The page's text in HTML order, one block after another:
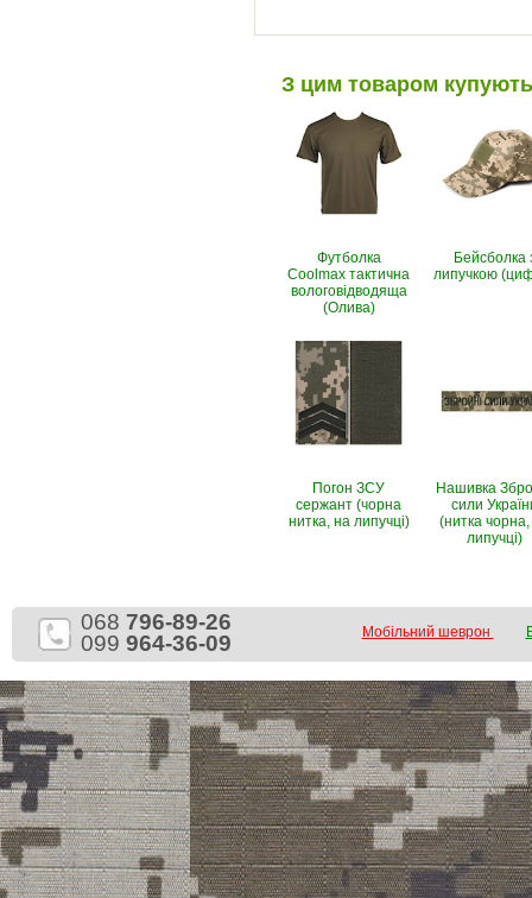
З цим товаром купують
Футболка
Coolmax тактична
вологовiдводяща
(Олива)
Бейсболка
липучкою
Погон ЗСУ
сержант (чорна
нитка, на липучці)
Нашивка
сили
(нитка
липучці)
068 796-89-26
099 964-36-09 Мобільний шеврон